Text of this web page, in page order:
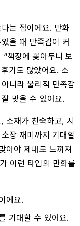
는 점이에요. 만화
을 때 만족감이 커
책장에 꽂아두니 보
기도 많았어요. 소
니라 물리적 만족감
맞을 수 있어요.
소재가 친숙하고, 시
장 재미까지 기대할
아야 제대로 느껴져
이런 타입의 만화를
에요.
기대할 수 있어요.